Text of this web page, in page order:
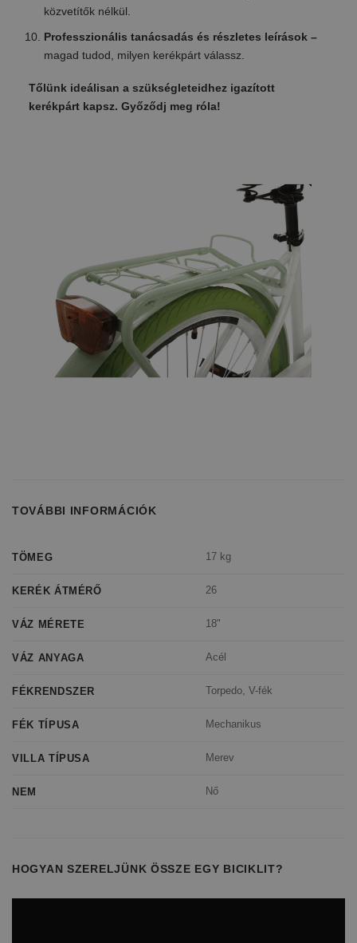
közvetítők nélkül.
Professzionális tanácsadás és részletes leírások –
magad tudod, milyen kerékpárt válassz.
Tőlünk ideálisan a szükségleteidhez igazított
kerékpárt kapsz. Győződj meg róla!
TOVÁBBI INFORMÁCIÓK
TÖMEG 17 kg
KERÉK ÁTMÉRŐ 26
VÁZ MÉRETE 18"
VÁZ ANYAGA Acél
FÉKRENDSZER Torpedo, V-fék
FÉK TÍPUSA Mechanikus
VILLA TÍPUSA Merev
NEM Nő
HOGYAN SZERELJÜNK ÖSSZE EGY BICIKLIT?